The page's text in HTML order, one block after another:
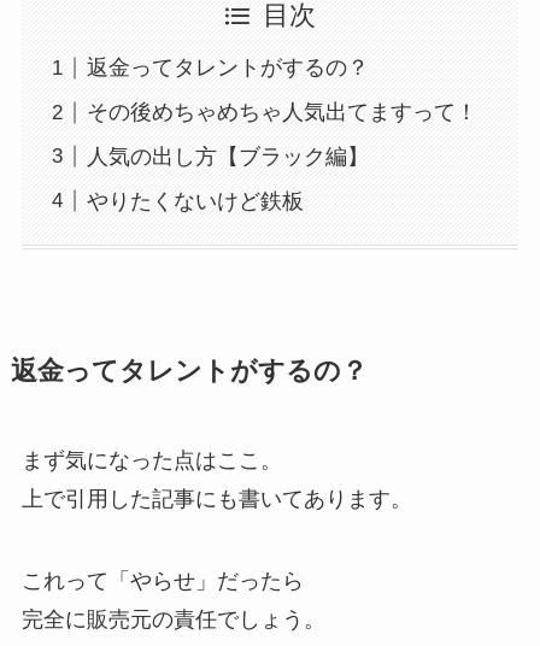
目次
返金ってタレントがするの？
その後めちゃめちゃ人気出てますって！
人気の出し方【ブラック編】
やりたくないけど鉄板
返金ってタレントがするの？
まず気になった点はここ。
上で引用した記事にも書いてあります。
これって「やらせ」だったら
完全に販売元の責任でしょう。